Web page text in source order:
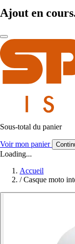
Ajout en
Sous-total du panier
Voir mon panier
Loading...
Accueil
/ Casque moto